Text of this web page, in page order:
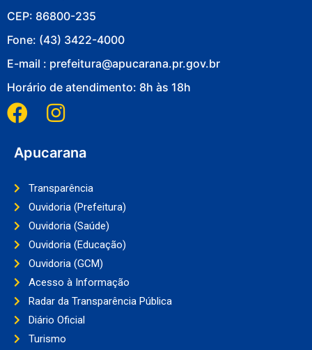
CEP: 86800-235
Fone: (43) 3422-4000
E-mail : prefeitura@apucarana.pr.gov.br
Horário de atendimento: 8h às 18h
Apucarana
Transparência
Ouvidoria (Prefeitura)
Ouvidoria (Saúde)
Ouvidoria (Educação)
Ouvidoria (GCM)
Acesso à Informação
Radar da Transparência Pública
Diário Oficial
Turismo